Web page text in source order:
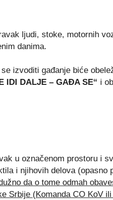
ljudi, stoke, motornih
danima.
izvoditi gađanje biće
IDI DALJE – GAĐA SE“ i
u označenom prostoru i
i njihovih delova (opasno
da o tome odmah
Srbije (Komanda CO KoV